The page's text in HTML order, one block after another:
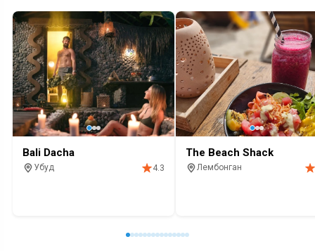
Bali Dacha
Убуд
4.3
The Beach Shack
Лембонган